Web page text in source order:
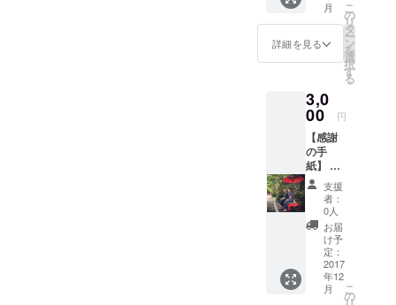
だただ
応援が
した
ちらか
ら御願
ます。※
お気持
ち次第
で額の
変更が
可能で
す。よ
ろしく
お願い
いたし
ます。
トオリ
ジナル
トート
バック
サイズ
はMサ
イズ A
４ファ
イルが
入る程
度のサ
イズに
なりま
す！！
※定価
2,500円
＋送料
月
詳細を見る
こ
の
リ
タ
ー
ン
を
選
択
す
る
3,0
00 円
【感謝
の手
紙】 イ
ベント
主催の
ゆうや
とまな
から感
謝の手
紙をお
送り致
しま
支援
者：
0人
お届
け予
定：
2017
年12
月
こ
の